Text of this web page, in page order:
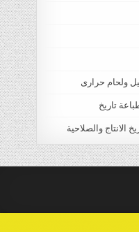
ولحام حرارى
تاريخ
الانتاج والصلاحية